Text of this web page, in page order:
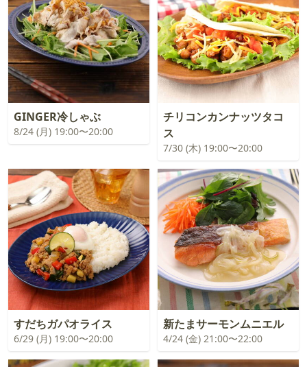
GINGER冷しゃぶ
8/24 (月) 19:00〜20:00
チリコンカンナッツタコ
ス
7/30 (木) 19:00〜20:00
すだちガパオライス
6/29 (月) 19:00〜20:00
新たまサーモンムニエル
4/24 (金) 21:00〜22:00